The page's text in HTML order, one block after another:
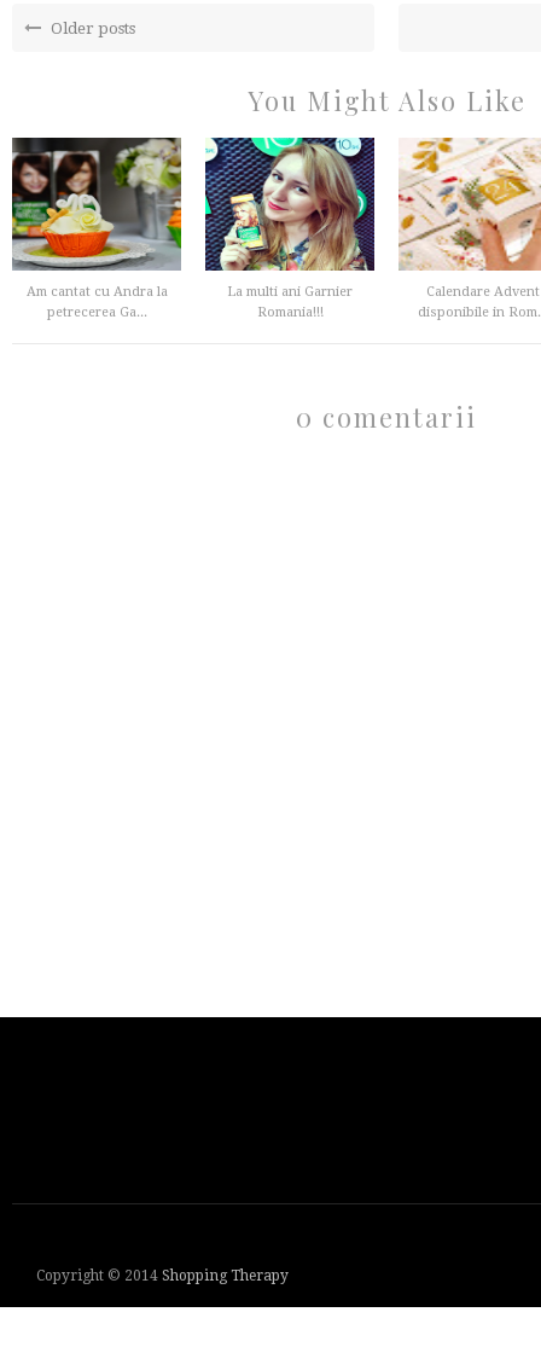
Older posts
You Might Also Like
Am cantat cu Andra la
petrecerea Ga...
La multi ani Garnier
Romania!!!
Calendare Advent
disponibile in
0 comentarii
Copyright © 2014 Shopping Therapy